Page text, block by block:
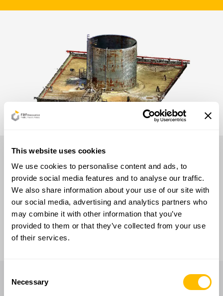
This website uses cookies
We use cookies to personalise content and ads, to
provide social media features and to analyse our traffic.
We also share information about your use of our site with
our social media, advertising and analytics partners who
may combine it with other information that you’ve
provided to them or that they’ve collected from your use
of their services.
Selection
Necessary
Rilievo con laser scanner 3D
modulo software di Intelligenza